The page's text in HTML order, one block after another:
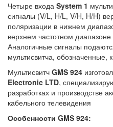
Четыре входа System 1
сигналы (V/L, H/L, V/H, H/H)
поляризации в нижнем
верхнем частотном
Аналогичные сигналы
мультисвитча, обозначенные,
Мультисвитч GMS 924
Electronic LTD,
разработках и производстве
кабельного телевидения
Особенности GMS 924: